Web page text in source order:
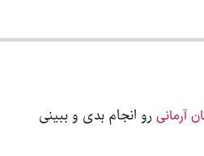
آرمانی رو انجام بدی و ببینی